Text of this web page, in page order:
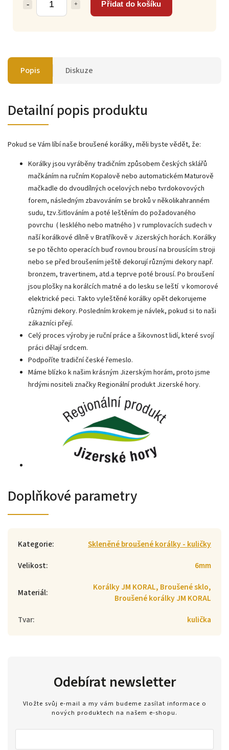
Přidat do košíku
Popis Diskuze
Detailní popis produktu
Pokud se Vám líbí naše broušené korálky, měli byste vědět, že:
Korálky jsou vyráběny tradičním způsobem českých sklářů
mačkáním na ručním Kopalově nebo automatickém Maturově
mačkadle do dvoudílných ocelových nebo tvrdokovových
forem, následným zbavováním se broků v několikahranném
sudu, tzv.šitlováním a poté leštěním do požadovaného
povrchu ( lesklého nebo matného ) v rumplovacích sudech v
naší korálkové dílně v Bratříkově v Jizerských horách. Korálky
se po těchto operacích buď rovnou brousí na brousícím stroji
nebo se před broušením ještě dekorují různými dekory např.
bronzem, travertinem, atd.a teprve poté brousí. Po broušení
jsou plošky na korálcích matné a do lesku se leští v komorové
elektrické peci. Takto vyleštěné korálky opět dekorujeme
různými dekory. Posledním krokem je návlek, pokud si to naši
zákazníci přejí.
Celý proces výroby je ruční práce a šikovnost lidí, které svojí
práci dělají srdcem.
Podpoříte tradiční české řemeslo.
Máme blízko k našim krásným Jizerským horám, proto jsme
hrdými nositeli značky Regionální produkt Jizerské hory.
Doplňkové parametry
Kategorie:
Skleněné broušené korálky - kuličky
Velikost: 6mm
Materiál:
Korálky JM KORAL, Broušené sklo,
Broušené korálky JM KORAL
Tvar: kulička
Odebírat newsletter
Vložte svůj e-mail a my vám budeme zasílat informace o
nových produktech na našem e-shopu.